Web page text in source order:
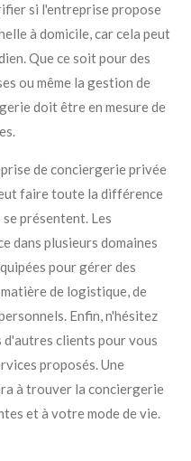
si l'entreprise propose
à domicile, car cela peut
Que ce soit pour des
ou même la gestion de
doit être en mesure de
de conciergerie privée
faire toute la différence
présentent. Les
dans plusieurs domaines
pour gérer des
de logistique, de
Enfin, n'hésitez
clients pour vous
proposés. Une
à trouver la conciergerie
et à votre mode de vie.